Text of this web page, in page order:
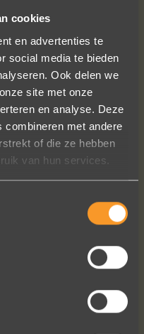
cookies
en advertenties te
social media te bieden
Ook delen we
site met onze
en analyse. Deze
combineren met andere
of die ze hebben
van hun services.
€ 60,-